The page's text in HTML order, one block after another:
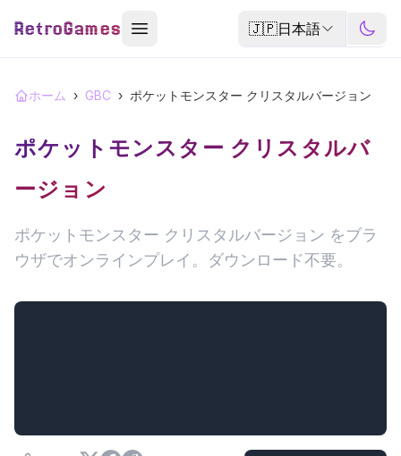
RetroGames 🇯🇵日本語
ホーム › GBC › ポケットモンスター クリスタルバージョン
ポケットモンスター クリスタルバ
ージョン
ポケットモンスター クリスタルバージョン をブラ
ウザでオンラインプレイ。ダウンロード不要。